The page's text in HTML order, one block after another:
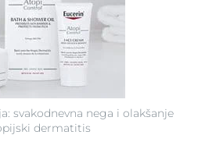
svakodnevna nega i olakšanje
dermatitis